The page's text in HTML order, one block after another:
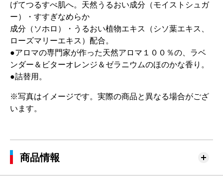
げてつるすべ肌へ。天然うるおい成分（モイストシュガ
ー）・すすぎなめらか
成分（ソホロ）・うるおい植物エキス（シソ葉エキス、
ローズマリーエキス）配合。
●アロマの専門家が作った天然アロマ１００％の、ラベ
ンダー＆ビターオレンジ＆ゼラニウムのほのかな香り。
●詰替用。
※写真はイメージです。実際の商品と異なる場合がござ
います。
商品情報